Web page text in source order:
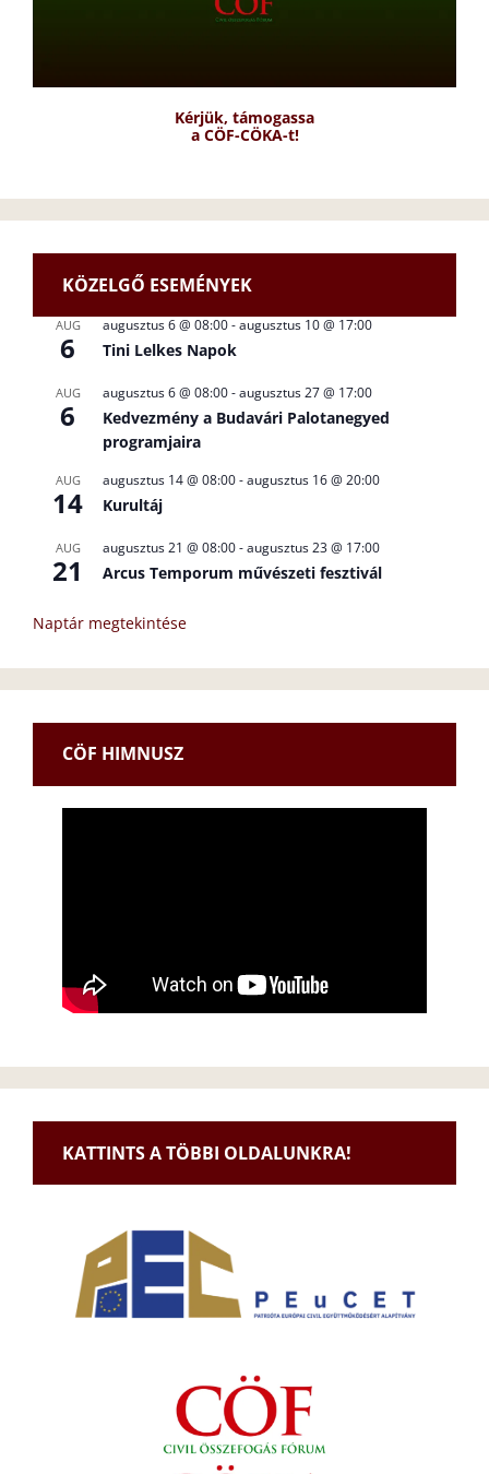
Kérjük, támogassa
a CÖF-CÖKA-t!
KÖZELGŐ ESEMÉNYEK
AUG
6
augusztus 6 @ 08:00-augusztus 10 @ 17:00
Tini Lelkes Napok
AUG
6
augusztus 6 @ 08:00-augusztus 27 @ 17:00
Kedvezmény a Budavári Palotanegyed
programjaira
AUG
14
augusztus 14 @ 08:00-augusztus 16 @ 20:00
Kurultáj
AUG
21
augusztus 21 @ 08:00-augusztus 23 @ 17:00
Arcus Temporum művészeti fesztivál
Naptár megtekintése
CÖF HIMNUSZ
KATTINTS A TÖBBI OLDALUNKRA!